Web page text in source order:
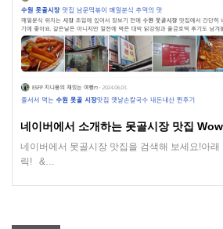
네이버에서 소개하는 못골시장 맛집
네이버에서 못골시장 맛집을 검색해 보세요!아
릭! &…